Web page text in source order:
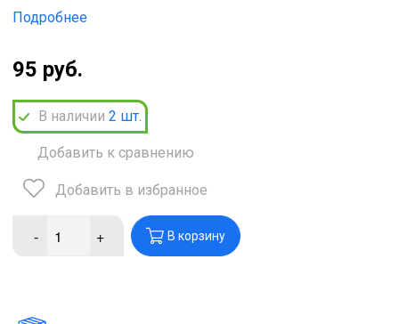
Подробнее
95 руб.
В наличии 2 шт.
Добавить к сравнению
Добавить в избранное
- + В корзину